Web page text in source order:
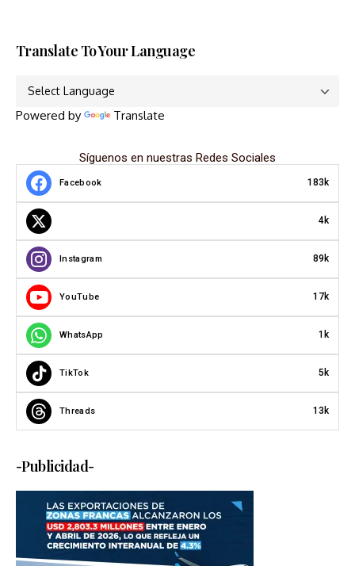
Translate To Your Language
Powered by Translate
Síguenos en nuestras Redes Sociales
Facebook 183k
4k
Instagram 89k
YouTube 17k
WhatsApp 1k
TikTok 5k
Threads 13k
-Publicidad-